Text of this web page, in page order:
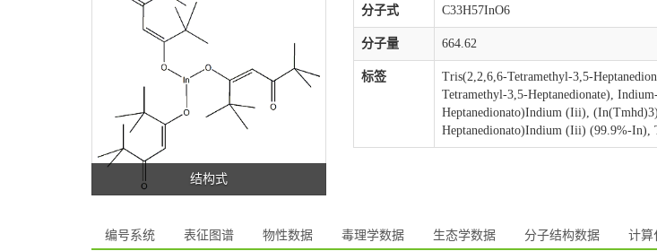
结构式
分子式 C33H57InO6
分子量 664.62
标签
Tris(2,2,6,6-Tetramethyl-3,5-
Tetramethyl-3,5-Heptanedionate),
Heptanedionato)Indium (Iii),
Heptanedionato)Indium (Iii) (99.9%-In),
编号系统 表征图谱 物性数据 毒理学数据 生态学数据 分子结构数据 计算